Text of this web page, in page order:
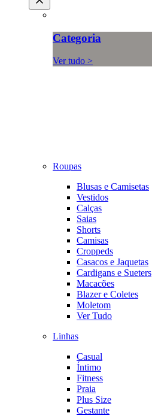
Categoria
Ver tudo >
Roupas
Blusas e Camisetas
Vestidos
Calças
Saias
Shorts
Camisas
Croppeds
Casacos e Jaquetas
Cardigans e Sueters
Macacões
Blazer e Coletes
Moletom
Ver Tudo
Linhas
Casual
Íntimo
Fitness
Praia
Plus Size
Gestante